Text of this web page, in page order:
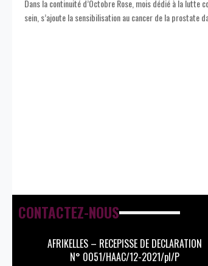
Dans la continuité d’Octobre Rose, mois dédié à la lutte
sein, s’ajoute la sensibilisation au cancer de la prostate
Novembre Bleu. C’est dans cette dynamique qu’a eu lieu la
CONTACTEZ-NOUS
AFRIKELLES – RECEPISSE DE DECLARATION
N° 0051/HAAC/12-2021/pl/P